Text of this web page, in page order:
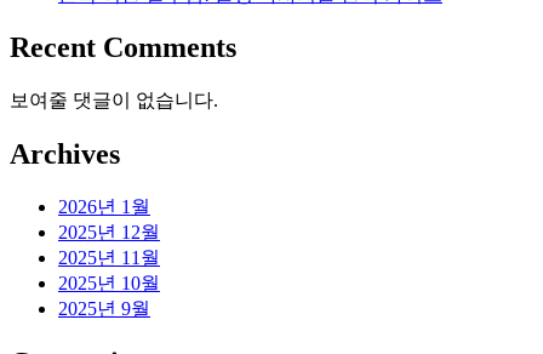
Recent Comments
보여줄 댓글이 없습니다.
Archives
2026년 1월
2025년 12월
2025년 11월
2025년 10월
2025년 9월